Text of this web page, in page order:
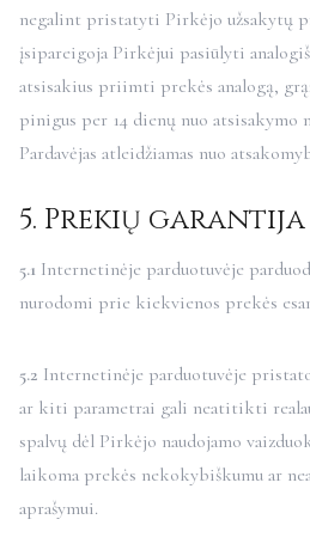
negalint pristatyti Pirkėjo užsakytų
įsipareigoja Pirkėjui pasiūlyti
atsisakius priimti prekės analogą,
pinigus per 14 dienų nuo atsisakymo
Pardavėjas atleidžiamas nuo
5. Prekių garantija
5.1 Internetinėje parduotuvėje
nurodomi prie kiekvienos prekės
5.2 Internetinėje parduotuvėje
ar kiti parametrai gali neatitikti
spalvų dėl Pirkėjo naudojamo
laikoma prekės nekokybiškumu ar
aprašymui.